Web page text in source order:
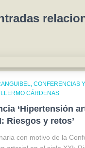
CONFERENCIAS
CÁRDENAS
‘Hipertensión
Riesgos y retos’
con motivo de la